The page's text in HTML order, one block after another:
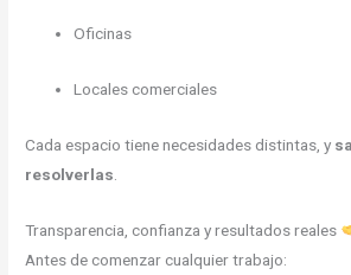
Oficinas
Locales comerciales
Cada espacio tiene necesidades distintas, y
resolverlas
Transparencia, confianza y resultados reales
Antes de comenzar cualquier trabajo: